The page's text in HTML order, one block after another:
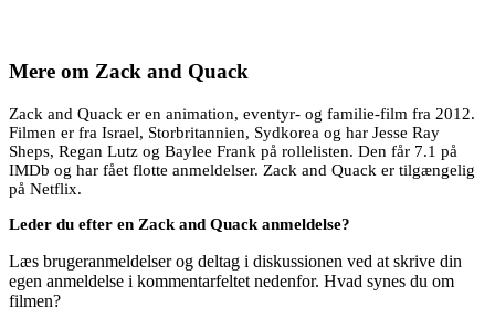
Mere om Zack and Quack
Zack and Quack er en animation, eventyr- og familie-film fra 2012.
Filmen er fra Israel, Storbritannien, Sydkorea og har Jesse Ray
Sheps, Regan Lutz og Baylee Frank på rollelisten. Den får 7.1 på
IMDb og har fået flotte anmeldelser. Zack and Quack er tilgængelig
på Netflix.
Leder du efter en Zack and Quack anmeldelse?
Læs brugeranmeldelser og deltag i diskussionen ved at skrive din
egen anmeldelse i kommentarfeltet nedenfor. Hvad synes du om
filmen?